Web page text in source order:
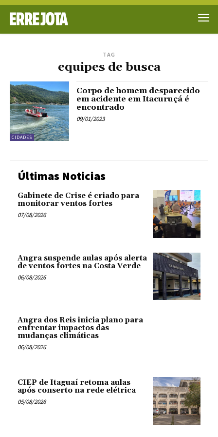
TAG
equipes de busca
CIDADES
Corpo de homem desparecido
em acidente em Itacuruçá é
encontrado
09/01/2023
Últimas Noticias
Gabinete de Crise é criado para
monitorar ventos fortes
07/08/2026
Angra suspende aulas após alerta
de ventos fortes na Costa Verde
06/08/2026
Angra dos Reis inicia plano para
enfrentar impactos das
mudanças climáticas
06/08/2026
CIEP de Itaguaí retoma aulas
após conserto na rede elétrica
05/08/2026